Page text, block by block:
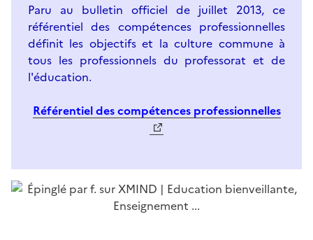
Paru au bulletin officiel de juillet 2013, ce
référentiel des compétences professionnelles
définit les objectifs et la culture commune à
tous les professionnels du professorat et de
l'éducation.
Référentiel des compétences professionnelles